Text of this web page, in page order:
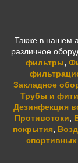
Также в нашем
различное
фильтры,
Закладное
Трубы и
Дезинфекция
Противотоки,
покрытия,